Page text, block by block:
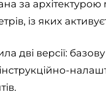
за архітектурою
із яких
дві версії: